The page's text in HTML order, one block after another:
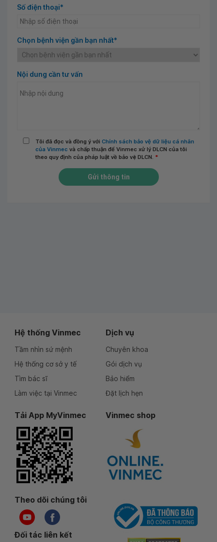
Số điện thoại*
Chọn bệnh viện gần bạn nhất*
Nội dung cần tư vấn
Tôi đã đọc và đồng ý với Chính sách bảo vệ dữ liệu cá nhân
của Vinmec và chấp thuận để Vinmec xử lý DLCN của tôi
theo quy định của pháp luật về bảo vệ DLCN. *
Gửi thông tin
Hệ thống Vinmec
Tầm nhìn sứ mệnh
Hệ thống cơ sở y tế
Tìm bác sĩ
Làm việc tại Vinmec
Dịch vụ
Chuyên khoa
Gói dịch vụ
Bảo hiểm
Đặt lịch hẹn
Tải App MyVinmec Vinmec shop
Theo dõi chúng tôi
Đối tác liên kết